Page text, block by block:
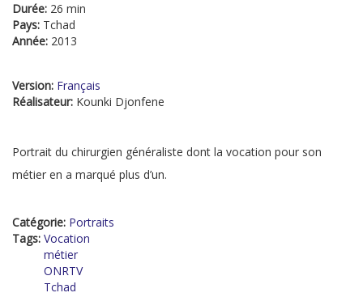
Durée: 26 min
Pays: Tchad
Année: 2013
Version: Français
Réalisateur: Kounki Djonfene
Portrait du chirurgien généraliste dont la vocation pour son
métier en a marqué plus d’un.
Catégorie: Portraits
Tags: Vocation
métier
ONRTV
Tchad